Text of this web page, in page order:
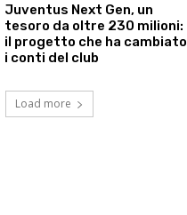
Juventus Next Gen, un
tesoro da oltre 230 milioni:
il progetto che ha cambiato
i conti del club
Load more